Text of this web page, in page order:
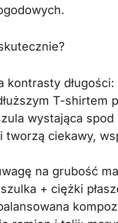
kontrasty
T-shirtem
wystająca
tworzą ciekawy,
na grubość
+ ciężki